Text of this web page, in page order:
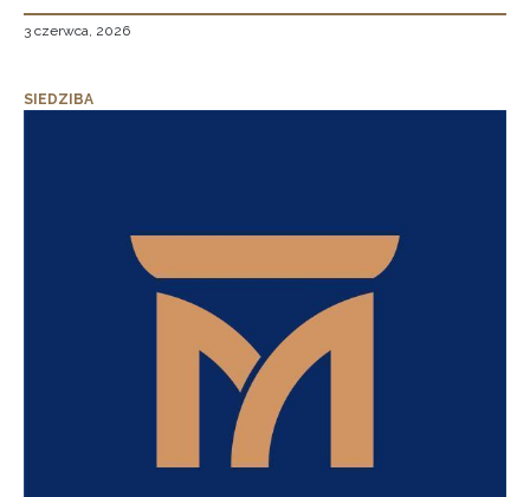
3 czerwca, 2026
SIEDZIBA